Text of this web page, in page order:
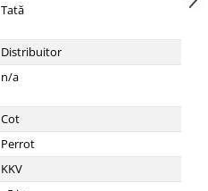
Tată
Distribuitor
n/a
Cot
Perrot
KKV